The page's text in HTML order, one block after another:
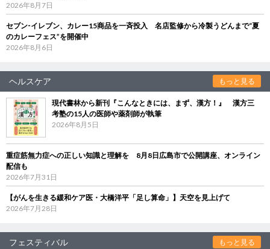
2026年8月7日
セブン‐イレブン、カレー15商品を一斉投入 名店監修から冷製うどんまで“夏
のカレーフェス”を開催中
2026年8月6日
ヘルスケア もっと見る
現代書林から新刊『こんなときには、まず、漢方！』 漢方三
考塾の15人の医師や薬剤師が執筆
2026年8月5日
重症筋無力症への正しい知識と理解を 8月8日広島市で公開講座、オンライン
配信も
2026年7月31日
【がんを生きる緩和ケア医・大橋洋平「足し算命」】天空を見上げて
2026年7月28日
フェスティバル もっと見る